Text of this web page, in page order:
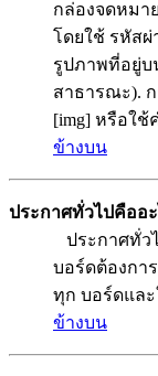
กล่องจดหมา
โดยใช้ รหัสผ่
รูปภาพที่อยู่บ
สาธารณะ). ก
[img] หรือใ
ข้างบน
ประกาศทั่วไปคืออะ
ประกาศทั่ว
บอร์ดต้องกา
ทุก บอร์ดแล
ข้างบน